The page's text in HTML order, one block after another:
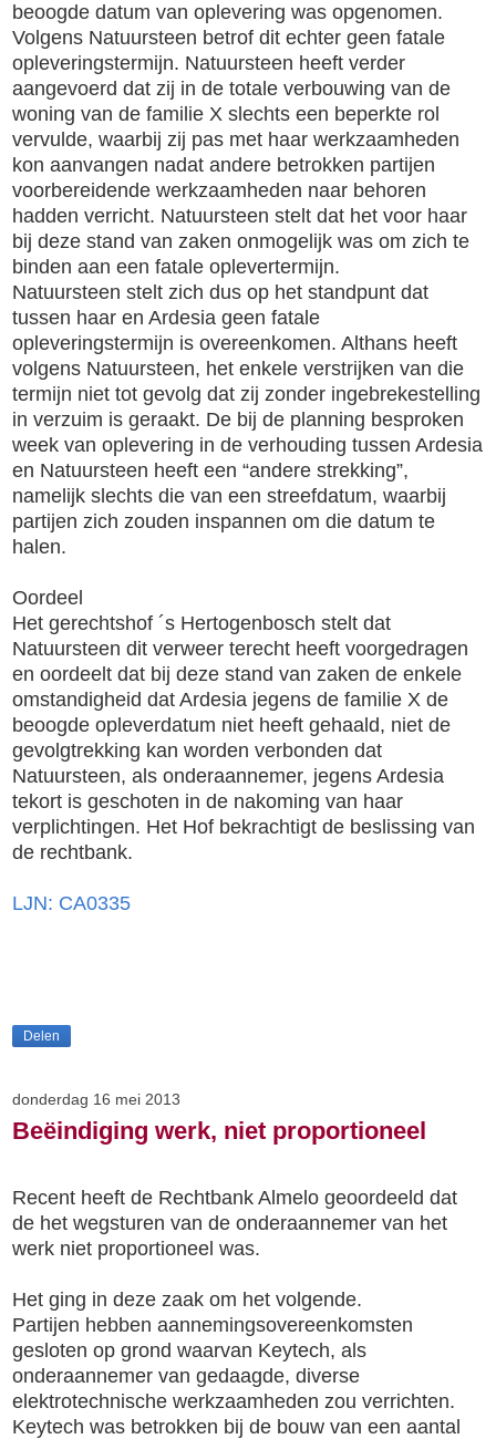
beoogde datum van oplevering was opgenomen.
Volgens Natuursteen betrof dit echter geen fatale
opleveringstermijn. Natuursteen heeft verder
aangevoerd dat zij in de totale verbouwing van de
woning van de familie X slechts een beperkte rol
vervulde, waarbij zij pas met haar werkzaamheden
kon aanvangen nadat andere betrokken partijen
voorbereidende werkzaamheden naar behoren
hadden verricht. Natuursteen stelt dat het voor haar
bij deze stand van zaken onmogelijk was om zich te
binden aan een fatale oplevertermijn.
Natuursteen stelt zich dus op het standpunt dat
tussen haar en Ardesia geen fatale
opleveringstermijn is overeenkomen. Althans heeft
volgens Natuursteen, het enkele verstrijken van die
termijn niet tot gevolg dat zij zonder ingebrekestelling
in verzuim is geraakt. De bij de planning besproken
week van oplevering in de verhouding tussen Ardesia
en Natuursteen heeft een “andere strekking”,
namelijk slechts die van een streefdatum, waarbij
partijen zich zouden inspannen om die datum te
halen.
Oordeel
Het gerechtshof ´s Hertogenbosch stelt dat
Natuursteen dit verweer terecht heeft voorgedragen
en oordeelt dat bij deze stand van zaken de enkele
omstandigheid dat Ardesia jegens de familie X de
beoogde opleverdatum niet heeft gehaald, niet de
gevolgtrekking kan worden verbonden dat
Natuursteen, als onderaannemer, jegens Ardesia
tekort is geschoten in de nakoming van haar
verplichtingen. Het Hof bekrachtigt de beslissing van
de rechtbank.
LJN: CA0335
Delen
donderdag 16 mei 2013
Beëindiging werk, niet proportioneel
Recent heeft de Rechtbank Almelo geoordeeld dat
de het wegsturen van de onderaannemer van het
werk niet proportioneel was.
Het ging in deze zaak om het volgende.
Partijen hebben aannemingsovereenkomsten
gesloten op grond waarvan Keytech, als
onderaannemer van gedaagde, diverse
elektrotechnische werkzaamheden zou verrichten.
Keytech was betrokken bij de bouw van een aantal